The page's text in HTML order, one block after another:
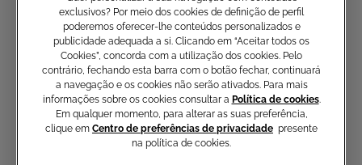
295,00 € 590,00 € -50%
exclusivos? Por meio dos cookies de definição de perfil
poderemos oferecer-lhe conteúdos personalizados e
publicidade adequada a si. Clicando em “Aceitar todos os
Cookies”, concorda com a utilização dos cookies. Pelo
contrário, fechando esta barra com o botão fechar, continuará
a navegação e os cookies não serão ativados. Para mais
informações sobre os cookies consultar a Política de cookies.
Em qualquer momento, para alterar as suas preferência,
clique em Centro de preferências de privacidade presente
na política de cookies.